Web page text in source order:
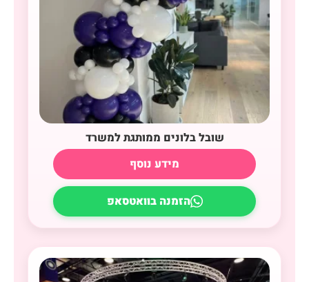
שובל בלונים ממותגת למשרד
מידע נוסף
הזמנה בוואטסאפ